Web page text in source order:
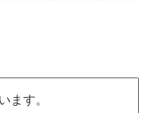
ます。